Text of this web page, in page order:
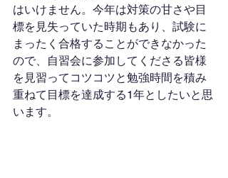
はいけません。今年は対策の甘さや目
標を見失っていた時期もあり、試験に
まったく合格することができなかった
ので、自習会に参加してくださる皆様
を見習ってコツコツと勉強時間を積み
重ねて目標を達成する1年としたいと思
います。